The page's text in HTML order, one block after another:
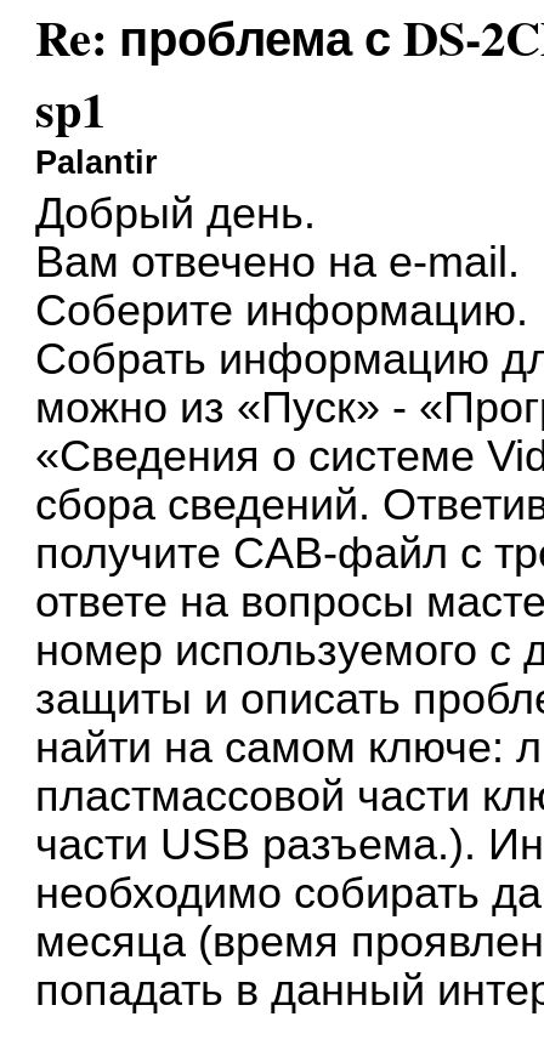
Re: проблема с DS-
sp1
Palantir
Добрый день.
Вам отвечено на e-mail.
Соберите информацию.
Собрать информацию
можно из «Пуск» -
«Сведения о системе
сбора сведений.
получите CAB-файл с
ответе на вопросы
номер используемого
защиты и описать
найти на самом ключе:
пластмассовой части
части USB разъема.).
необходимо собирать
месяца (время
попадать в данный